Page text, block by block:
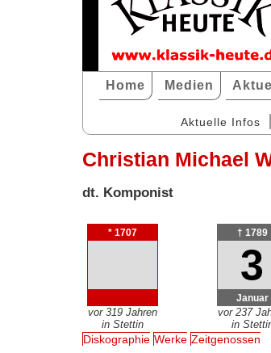
Home Medien
Aktuelle Infos
Christian Michael
dt. Komponist
* 1707
vor 319 Jahren
in Stettin
† 1789
3
Januar
vor 237
in
Diskographie Werke Zeitgenossen